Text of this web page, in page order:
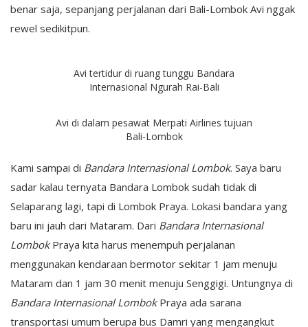
benar saja, sepanjang perjalanan dari Bali-Lombok Avi nggak
rewel sedikitpun.
Avi tertidur di ruang tunggu Bandara
Internasional Ngurah Rai-Bali
Avi di dalam pesawat Merpati Airlines tujuan
Bali-Lombok
Kami sampai di Bandara Internasional Lombok. Saya baru
sadar kalau ternyata Bandara Lombok sudah tidak di
Selaparang lagi, tapi di Lombok Praya. Lokasi bandara yang
baru ini jauh dari Mataram. Dari Bandara Internasional
LombokPraya kita harus menempuh perjalanan
menggunakan kendaraan bermotor sekitar 1 jam menuju
Mataram dan 1 jam 30 menit menuju Senggigi. Untungnya di
Bandara Internasional LombokPraya ada sarana
transportasi umum berupa bus Damri yang mengangkut